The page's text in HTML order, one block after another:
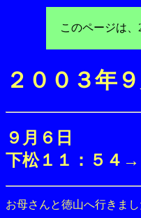
このページは
２００３年
９月６日
下松１１：５４
お母さんと徳山へ行きま